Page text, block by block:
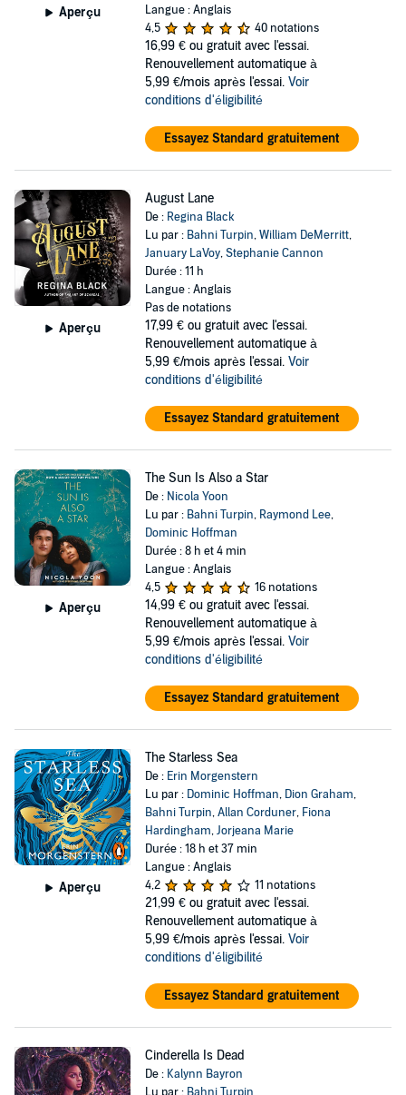
Aperçu
Langue : Anglais
4,5
40 notations
16,99 € ou gratuit avec l'essai.
Renouvellement automatique à
5,99 €/mois après l'essai. Voir
conditions d'éligibilité
Essayez Standard gratuitement
Aperçu
August Lane
De : Regina Black
Lu par : Bahni Turpin,William DeMerritt,
January LaVoy,Stephanie Cannon
Durée : 11 h
Langue : Anglais
Pas de notations
17,99 € ou gratuit avec l'essai.
Renouvellement automatique à
5,99 €/mois après l'essai. Voir
conditions d'éligibilité
Essayez Standard gratuitement
Aperçu
The Sun Is Also a Star
De : Nicola Yoon
Lu par : Bahni Turpin, Raymond Lee,
Dominic Hoffman
Durée : 8 h et 4 min
Langue : Anglais
4,5
16 notations
14,99 € ou gratuit avec l'essai.
Renouvellement automatique à
5,99 €/mois après l'essai. Voir
conditions d'éligibilité
Essayez Standard gratuitement
Aperçu
The Starless Sea
De : Erin Morgenstern
Lu par : Dominic Hoffman, Dion Graham,
Bahni Turpin,Allan Corduner, Fiona
Hardingham,Jorjeana Marie
Durée : 18 h et 37 min
Langue : Anglais
4,2
11 notations
21,99 € ou gratuit avec l'essai.
Renouvellement automatique à
5,99 €/mois après l'essai. Voir
conditions d'éligibilité
Essayez Standard gratuitement
Cinderella Is Dead
De : Kalynn Bayron